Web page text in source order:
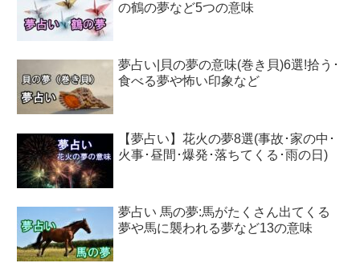
の鶴の夢など5つの意味
夢占い|貝の夢の意味(巻き貝)6選!拾う･
食べる夢や怖い印象など
【夢占い】花火の夢8選(事故･家の中･
火事･昼間･爆発･落ちてくる･雨の日)
夢占い 馬の夢:馬がたくさん出てくる
夢や馬に襲われる夢など13の意味